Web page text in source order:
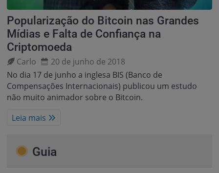
Popularização do Bitcoin nas Grandes
Mídias e Falta de Confiança na
Criptomoeda
Carlo
20 de junho de 2018
No dia 17 de junho a inglesa BIS (Banco de
Compensações Internacionais) publicou um estudo
não muito animador sobre o Bitcoin.
Leia mais
Guia